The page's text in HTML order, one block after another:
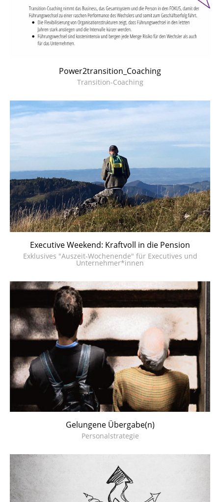
Power2transition_Coaching
Transition-Coaching
Executive Weekend: Kraftvoll in die Pension
Exklusives "Auszeit-Wochenende" für Executives und
Unternehmer*innen
Gelungene Übergabe(n)
Personalstrategie